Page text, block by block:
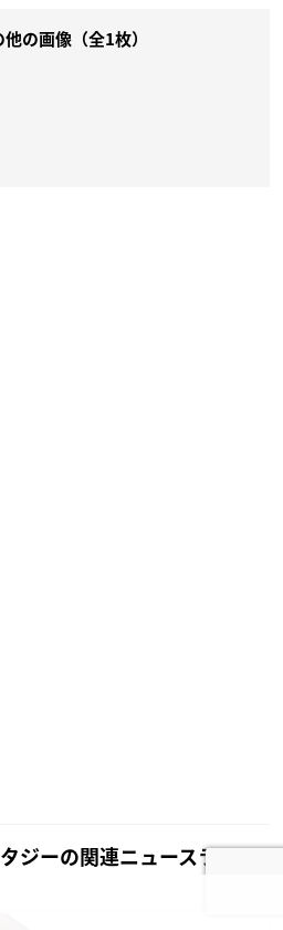
の画像（全1枚）
ジーの関連ニュースランキ